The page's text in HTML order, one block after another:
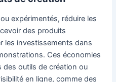
expérimentés, réduire les
des produits
les investissements dans
Ces économies
des outils de création ou
en ligne, comme des